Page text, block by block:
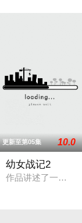
长得也太好看了
更新至第05集 10.0
幼女战记2
作品讲述了一位精